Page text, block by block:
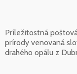
Príležitostná
prírody venovaná
drahého opálu z